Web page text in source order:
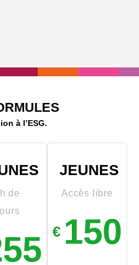
à l’ESG.
de
JEUNES
Accès libre
€ 150